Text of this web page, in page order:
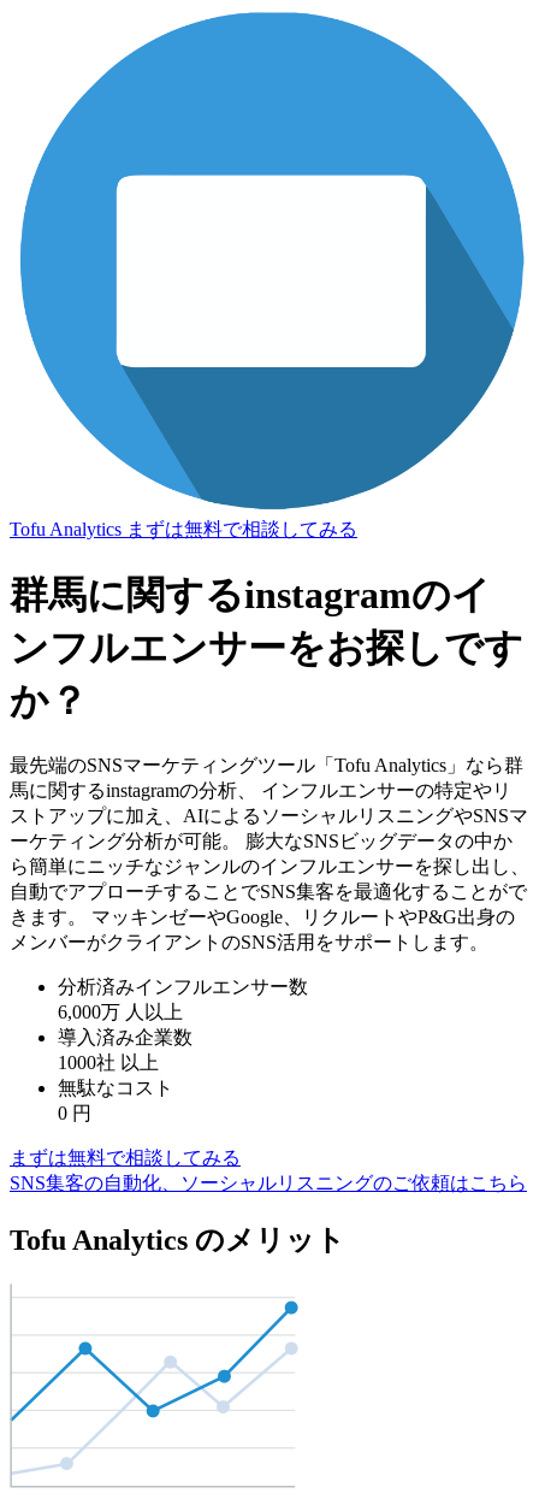
Tofu Analytics まずは無料で相談してみる
群馬に関するinstagramのイ
ンフルエンサーをお探しです
か？
最先端のSNSマーケティングツール「Tofu Analytics」なら群
馬に関するinstagramの分析、 インフルエンサーの特定やリ
ストアップに加え、AIによるソーシャルリスニングやSNSマ
ーケティング分析が可能。 膨大なSNSビッグデータの中か
ら簡単にニッチなジャンルのインフルエンサーを探し出し、
自動でアプローチすることでSNS集客を最適化することがで
きます。 マッキンゼーやGoogle、リクルートやP&G出身の
メンバーがクライアントのSNS活用をサポートします。
分析済みインフルエンサー数
6,000万 人以上
導入済み企業数
1000社 以上
無駄なコスト
0 円
まずは無料で相談してみる
SNS集客の自動化、ソーシャルリスニングのご依頼はこちら
Tofu Analytics のメリット